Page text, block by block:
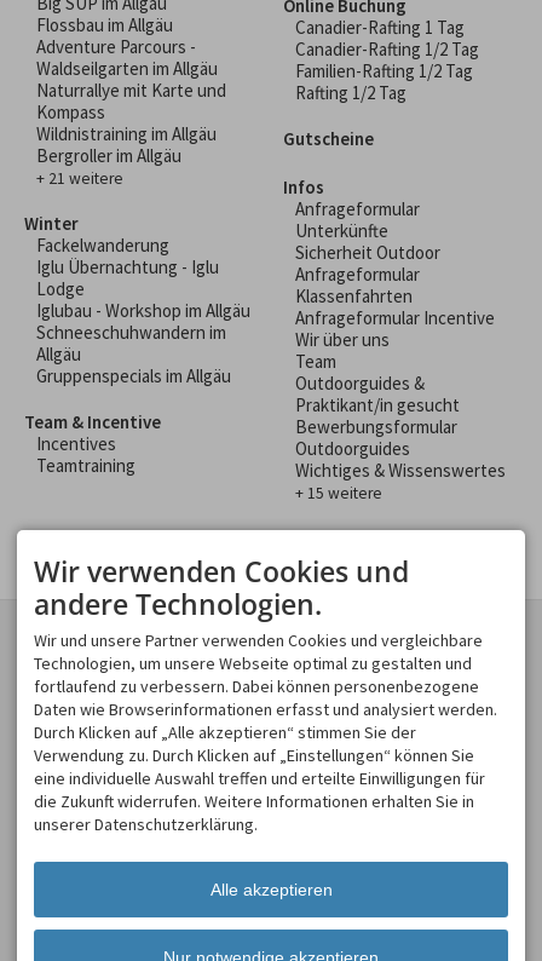
Flossbau im Allgäu
Adventure Parcours -
Waldseilgarten im Allgäu
Naturrallye mit Karte und
Kompass
Wildnistraining im Allgäu
Bergroller im Allgäu
+ 21 weitere
Winter
Fackelwanderung
Iglu Übernachtung - Iglu
Lodge
Iglubau - Workshop im Allgäu
Schneeschuhwandern im
Allgäu
Gruppenspecials im Allgäu
Team & Incentive
Incentives
Teamtraining
Online Buchung
Canadier-Rafting 1 Tag
Canadier-Rafting 1/2 Tag
Familien-Rafting 1/2 Tag
Rafting 1/2 Tag
Gutscheine
Infos
Anfrageformular
Unterkünfte
Sicherheit Outdoor
Anfrageformular
Klassenfahrten
Anfrageformular Incentive
Wir über uns
Team
Outdoorguides &
Praktikant/in gesucht
Bewerbungsformular
Outdoorguides
Wichtiges & Wissenswertes
+ 15 weitere
KONTAKT
Spirits of Nature GmbH
Moosweg 2
87545 Burgberg
DEUTSCHLAND
Tel. +49 8321 619 465
Fax +49 8321 619 463
info@spirits-of-nature.de
GESCHÄFTSBEREICHE
Spirits of Nature
Allgäu Incentive
Allgäu Schülerland
ÖFFNUNGSZEITEN
Mo - So
Wir verwenden Cookies und
andere Technologien.
Wir und unsere Partner verwenden Cookies und vergleichbare
Technologien, um unsere Webseite optimal zu gestalten und
fortlaufend zu verbessern. Dabei können personenbezogene
Daten wie Browserinformationen erfasst und analysiert werden.
Durch Klicken auf „Alle akzeptieren“ stimmen Sie der
Verwendung zu. Durch Klicken auf „Einstellungen“ können Sie
eine individuelle Auswahl treffen und erteilte Einwilligungen für
die Zukunft widerrufen. Weitere Informationen erhalten Sie in
unserer Datenschutzerklärung.
Alle akzeptieren